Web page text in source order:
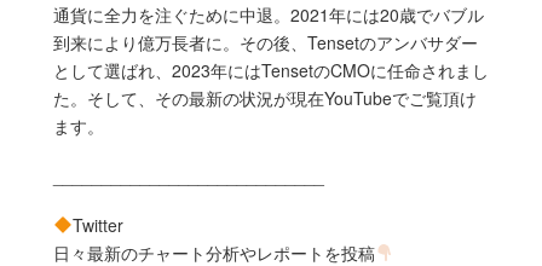
通貨に全力を注ぐために中退。2021年には20歳でバブル
到来により億万長者に。その後、Tensetのアンバサダー
として選ばれ、2023年にはTensetのCMOに任命されまし
た。そして、その最新の状況が現在YouTubeでご覧頂け
ます。
Twitter
日々最新のチャート分析やレポートを投稿